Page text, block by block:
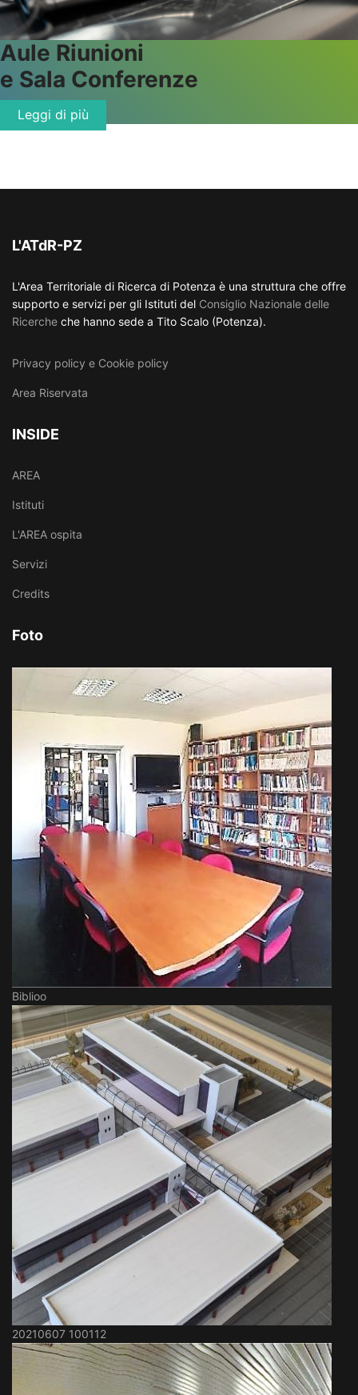
Aule Riunioni
e Sala Conferenze
Leggi di più
L'ATdR-PZ
L'Area Territoriale di Ricerca di Potenza è una struttura che offre
supporto e servizi per gli Istituti del Consiglio Nazionale delle
Ricerche che hanno sede a Tito Scalo (Potenza).
Privacy policy e Cookie policy
Area Riservata
INSIDE
AREA
Istituti
L'AREA ospita
Servizi
Credits
Foto
Biblioo
20210607 100112